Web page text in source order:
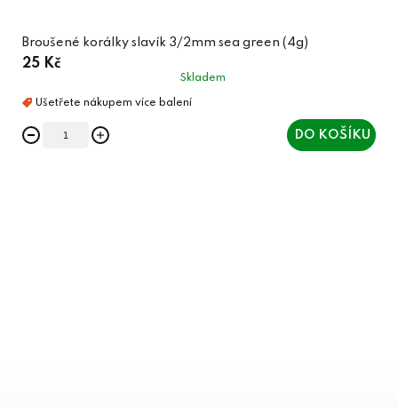
Broušené korálky slavík 3/2mm sea green (4g)
25 Kč
Skladem
DO KOŠÍKU